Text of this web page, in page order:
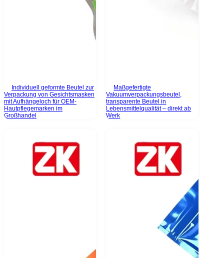
Individuell geformte Beutel zur
Verpackung von Gesichtsmasken
mit Aufhängeloch für OEM-
Hautpflegemarken im
Großhandel
Maßgefertigte
Vakuumverpackungsbeutel,
transparente Beutel in
Lebensmittelqualität – direkt ab
Werk